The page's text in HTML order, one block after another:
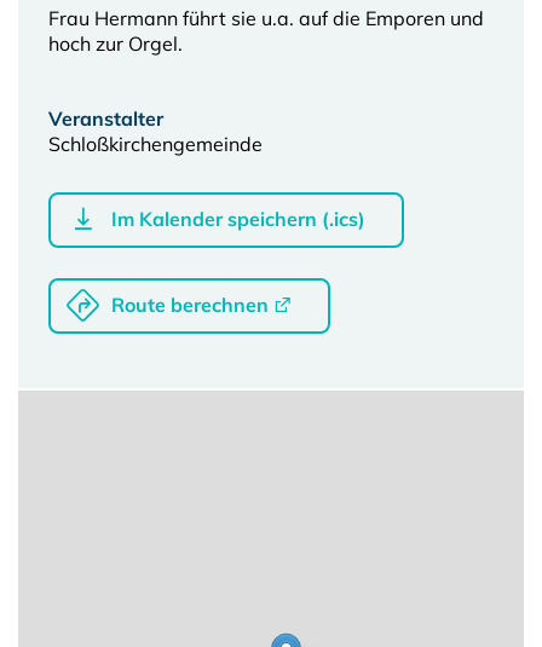
Frau Hermann führt sie u.a. auf die Emporen und
hoch zur Orgel.
Veranstalter
Schloßkirchengemeinde
Im Kalender speichern (.ics)
Route berechnen